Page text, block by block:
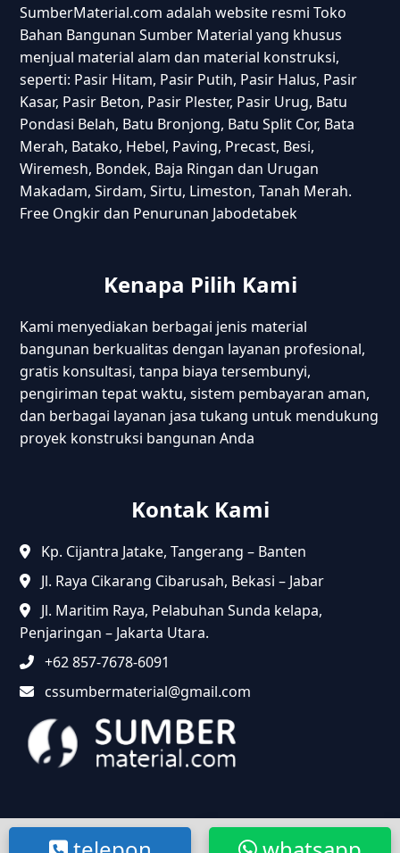
SumberMaterial.com adalah website resmi Toko
Bahan Bangunan Sumber Material yang khusus
menjual material alam dan material konstruksi,
seperti: Pasir Hitam, Pasir Putih, Pasir Halus, Pasir
Kasar, Pasir Beton, Pasir Plester, Pasir Urug, Batu
Pondasi Belah, Batu Bronjong, Batu Split Cor, Bata
Merah, Batako, Hebel, Paving, Precast, Besi,
Wiremesh, Bondek, Baja Ringan dan Urugan
Makadam, Sirdam, Sirtu, Limeston, Tanah Merah.
Free Ongkir dan Penurunan Jabodetabek
Kenapa Pilih Kami
Kami menyediakan berbagai jenis material
bangunan berkualitas dengan layanan profesional,
gratis konsultasi, tanpa biaya tersembunyi,
pengiriman tepat waktu, sistem pembayaran aman,
dan berbagai layanan jasa tukang untuk mendukung
proyek konstruksi bangunan Anda
Kontak Kami
Kp. Cijantra Jatake, Tangerang – Banten
Jl. Raya Cikarang Cibarusah, Bekasi – Jabar
Jl. Maritim Raya, Pelabuhan Sunda kelapa,
Penjaringan – Jakarta Utara.
+62 857-7678-6091
cssumbermaterial@gmail.com
@2024 Sumbermaterial.com. Semua Hak Dilindungi.